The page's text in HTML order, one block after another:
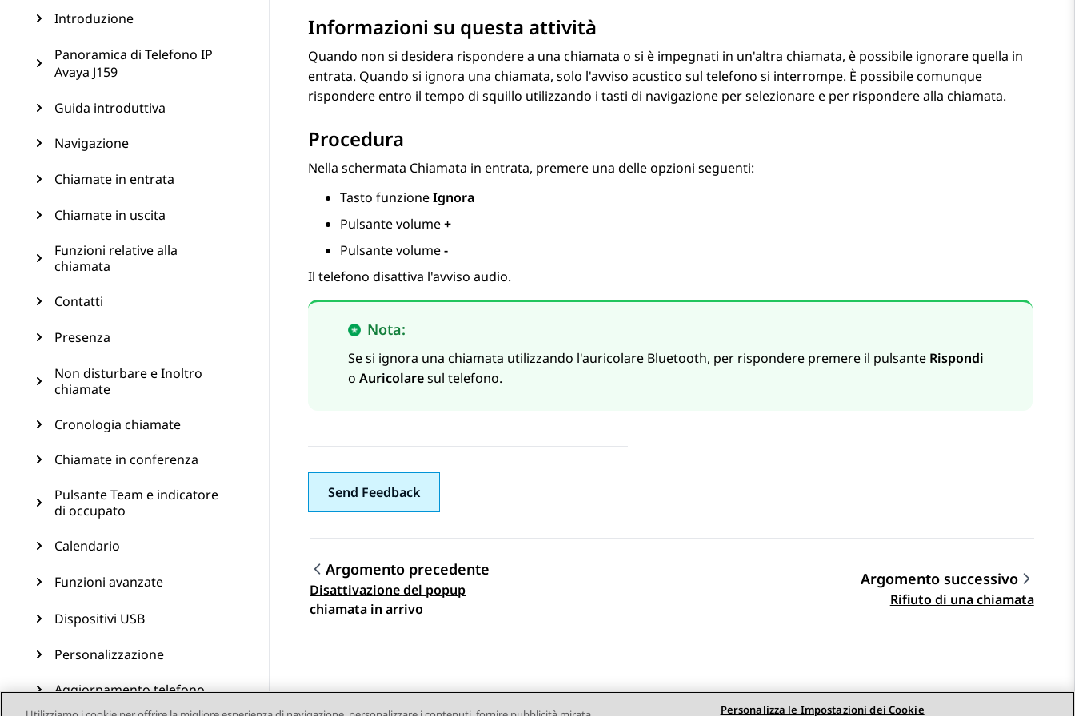
Introduzione
Panoramica di Telefono IP
Avaya J159
Guida introduttiva
Navigazione
Chiamate in entrata
Chiamate in uscita
Funzioni relative alla
chiamata
Contatti
Presenza
Non disturbare e Inoltro
chiamate
Cronologia chiamate
Chiamate in conferenza
Pulsante Team e indicatore
di occupato
Calendario
Funzioni avanzate
Dispositivi USB
Personalizzazione
Aggiornamento telefono
Informazioni su questa attività
Quando non si desidera rispondere a una chiamata o si è impegnati in un'altra chiamata, è possibile ignorare quella in
entrata. Quando si ignora una chiamata, solo l'avviso acustico sul telefono si interrompe. È possibile comunque
rispondere entro il tempo di squillo utilizzando i tasti di navigazione per selezionare e per rispondere alla chiamata.
Procedura
Nella schermata Chiamata in entrata, premere una delle opzioni seguenti:
Tasto funzioneIgnora
Pulsante volume+
Pulsante volume-
Il telefono disattiva l'avviso audio.
Nota:
Se si ignora una chiamata utilizzando l'auricolare Bluetooth, per rispondere premere il pulsante Rispondi
o Auricolaresul telefono.
Send Feedback
Navigazione argomento
Argomento precedente
Disattivazione del popup
chiamata in arrivo
Argomento successivo
Rifiuto di una chiamata
Personalizza le Impostazioni dei Cookie